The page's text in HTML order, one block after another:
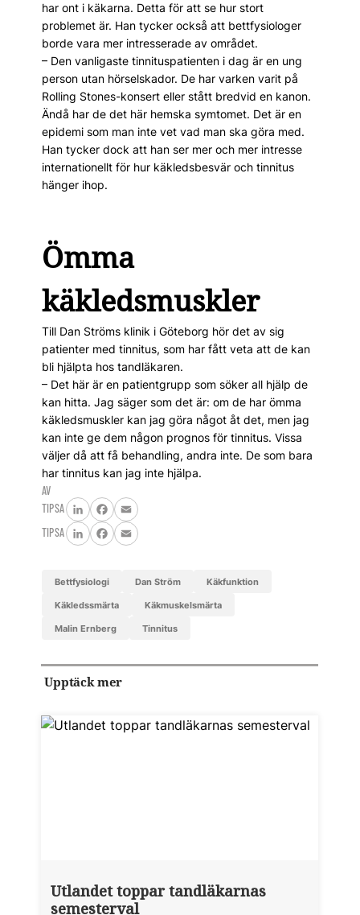
har ont i käkarna. Detta för att se hur stort
problemet är. Han tycker också att bettfysiologer
borde vara mer intresserade av området.
– Den vanligaste tinnituspatienten i dag är en ung
person utan hörselskador. De har varken varit på
Rolling Stones-konsert eller stått bredvid en kanon.
Ändå har de det här hemska symtomet. Det är en
epidemi som man inte vet vad man ska göra med.
Han tycker dock att han ser mer och mer intresse
internationellt för hur käkledsbesvär och tinnitus
hänger ihop.
Ömma
käkledsmuskler
Till Dan Ströms klinik i Göteborg hör det av sig
patienter med tinnitus, som har fått veta att de kan
bli hjälpta hos tandläkaren.
– Det här är en patientgrupp som söker all hjälp de
kan hitta. Jag säger som det är: om de har ömma
käkledsmuskler kan jag göra något åt det, men jag
kan inte ge dem någon prognos för tinnitus. Vissa
väljer då att få behandling, andra inte. De som bara
har tinnitus kan jag inte hjälpa.
AV
TIPSA
LinkedInFacebook
Email
TIPSA
LinkedInFacebook
Email
bettfysiologi Dan Ström käkfunktion
käkledssmärta käkmuskelsmärta
Malin Ernberg tinnitus
Upptäck mer
Utlandet toppar tandläkarnas
semesterval